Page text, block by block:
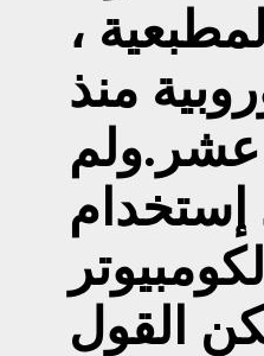
،
منذ
عشر.ولم
إستخدام
القول